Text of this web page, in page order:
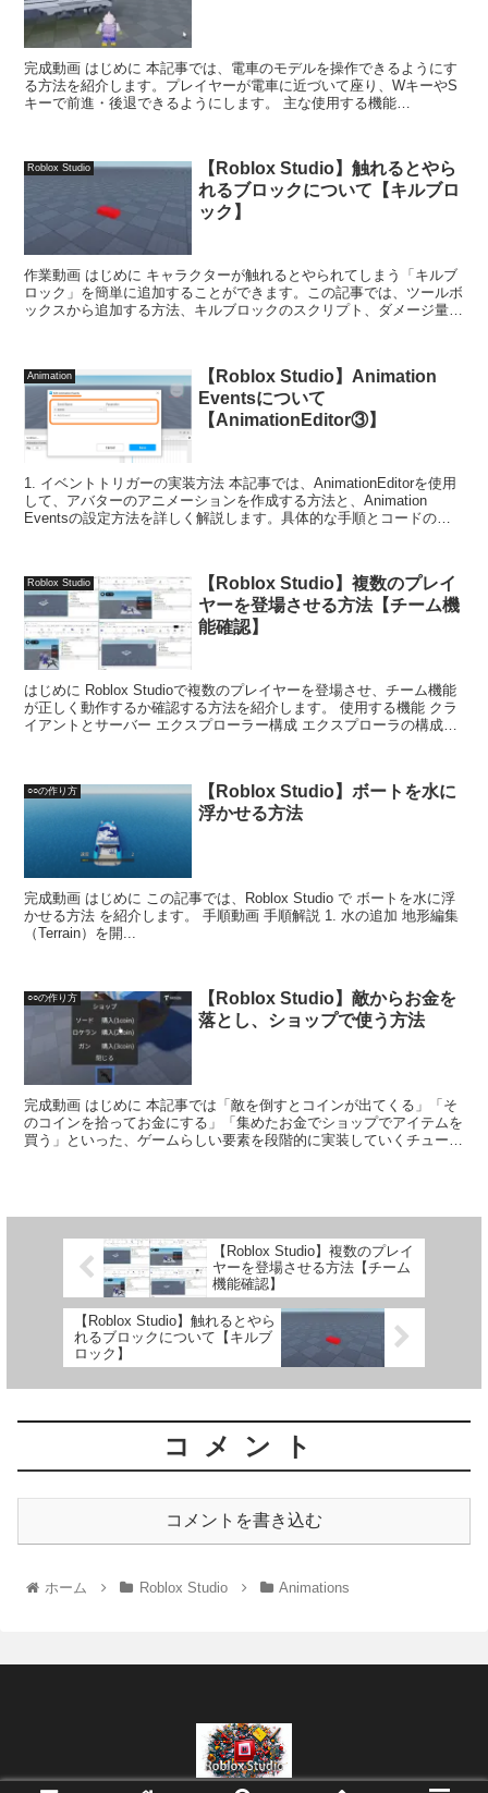
完成動画 はじめに 本記事では、電車のモデルを操作できるようにす
る方法を紹介します。プレイヤーが電車に近づいて座り、WキーやS
キーで前進・後退できるようにします。 主な使用する機能
Roblox Studio
【Roblox Studio】触れるとやら
れるブロックについて【キルブロ
ック】
作業動画 はじめに キャラクターが触れるとやられてしまう「キルブ
ロック」を簡単に追加することができます。この記事では、ツールボ
ックスから追加する方法、キルブロックのスクリプト、ダメージ量の
Animation
【Roblox Studio】Animation
Eventsについて
【AnimationEditor③】
1. イベントトリガーの実装方法 本記事では、AnimationEditorを使用
して、アバターのアニメーションを作成する方法と、Animation
Eventsの設定方法を詳しく解説します。具体的な手順とコードの実
Roblox Studio
【Roblox Studio】複数のプレイ
ヤーを登場させる方法【チーム機
能確認】
はじめに Roblox Studioで複数のプレイヤーを登場させ、チーム機能
が正しく動作するか確認する方法を紹介します。 使用する機能 クラ
イアントとサーバー エクスプローラー構成 エクスプローラの構成
○○の作り方
【Roblox Studio】ボートを水に
浮かせる方法
完成動画 はじめに この記事では、Roblox Studio で ボートを水に浮
かせる方法 を紹介します。 手順動画 手順解説 1. 水の追加 地形編集
（Terrain）を開...
○○の作り方
【Roblox Studio】敵からお金を
落とし、ショップで使う方法
完成動画 はじめに 本記事では「敵を倒すとコインが出てくる」「そ
のコインを拾ってお金にする」「集めたお金でショップでアイテムを
買う」といった、ゲームらしい要素を段階的に実装していくチュート
【Roblox Studio】複数のプレイ
ヤーを登場させる方法【チーム
機能確認】
【Roblox Studio】触れるとやら
れるブロックについて【キルブ
ロック】
コメント
コメントを書き込む
ホーム Roblox Studio Animations